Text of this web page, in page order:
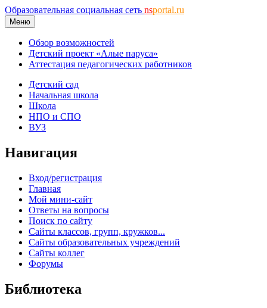
Образовательная социальная сеть nsportal.ru
Меню
Обзор возможностей
Детский проект «Алые паруса»
Аттестация педагогических работников
Детский сад
Начальная школа
Школа
НПО и СПО
ВУЗ
Навигация
Вход/регистрация
Главная
Мой мини-сайт
Ответы на вопросы
Поиск по сайту
Сайты классов, групп, кружков...
Сайты образовательных учреждений
Сайты коллег
Форумы
Библиотека